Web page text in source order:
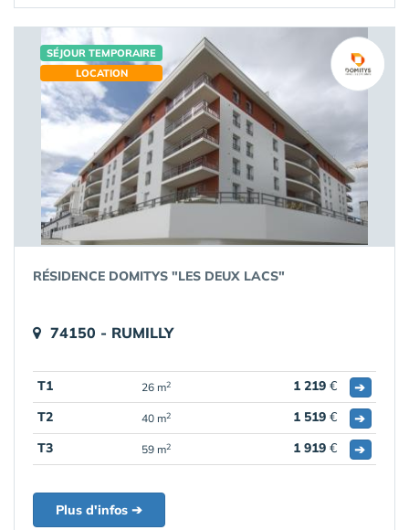
SÉJOUR TEMPORAIRE
LOCATION
RÉSIDENCE DOMITYS "LES DEUX LACS"
74150 - RUMILLY
T1 26 m2 1 219 €
➔
T2
40 m2 1 519 €
➔
T3
59 m2 1 919 € ➔
Plus d'infos ➔